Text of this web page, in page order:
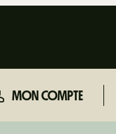
MON COMPTE